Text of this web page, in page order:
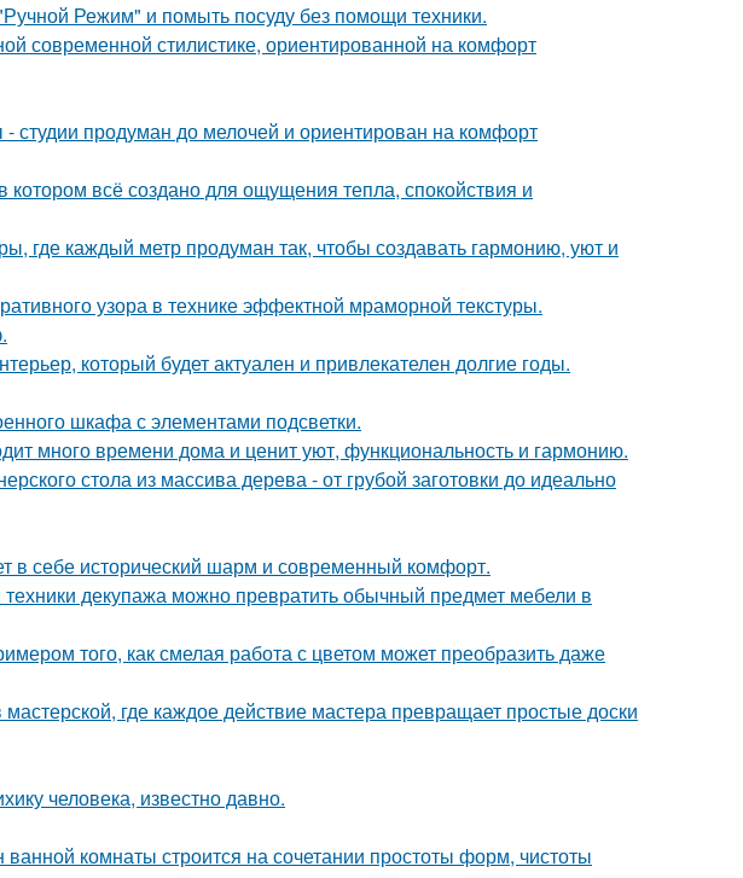
Режим" и помыть посуду без помощи техники.
современной стилистике, ориентированной на комфорт
студии продуман до мелочей и ориентирован на комфорт
котором всё создано для ощущения тепла, спокойствия и
где каждый метр продуман так, чтобы создавать гармонию, уют и
узора в технике эффектной мраморной текстуры.
который будет актуален и привлекателен долгие годы.
шкафа с элементами подсветки.
много времени дома и ценит уют, функциональность и гармонию.
стола из массива дерева - от грубой заготовки до идеально
в себе исторический шарм и современный комфорт.
декупажа можно превратить обычный предмет мебели в
того, как смелая работа с цветом может преобразить даже
где каждое действие мастера превращает простые доски
человека, известно давно.
комнаты строится на сочетании простоты форм, чистоты